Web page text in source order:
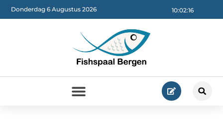
10:02:17
Donderdag 6 Augustus 2026